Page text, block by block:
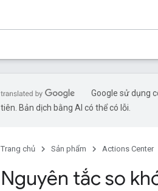
Google sử dụng
tiên. Bản dịch bằng AI có thể có lỗi.
Trang chủ Sản phẩm Actions Center
Nguyên tắc so